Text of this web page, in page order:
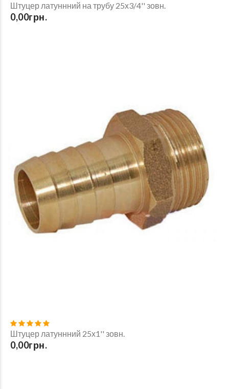
Штуцер латуннний на трубу 25х3/4'' зовн.
0,00грн.
Штуцер латуннний 25х1'' зовн.
0,00грн.